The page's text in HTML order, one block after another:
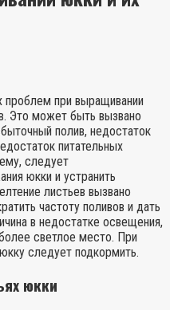
проблем при выращивании
Это может быть вызвано
полив, недостаток
питательных
следует
юкки и устранить
листьев вызвано
частоту поливов и дать
в недостатке освещения,
светлое место. При
следует подкормить.
юкки